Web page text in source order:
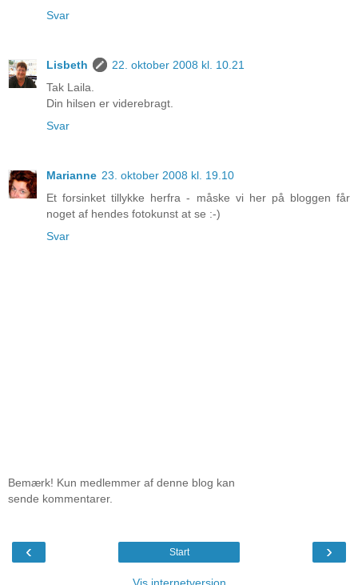
Svar
Lisbeth
22. oktober 2008 kl. 10.21
Tak Laila.
Din hilsen er viderebragt.
Svar
Marianne 23. oktober 2008 kl. 19.10
Et forsinket tillykke herfra - måske vi her på bloggen får
noget af hendes fotokunst at se :-)
Svar
Bemærk! Kun medlemmer af denne blog kan
sende kommentarer.
‹ ›
Start